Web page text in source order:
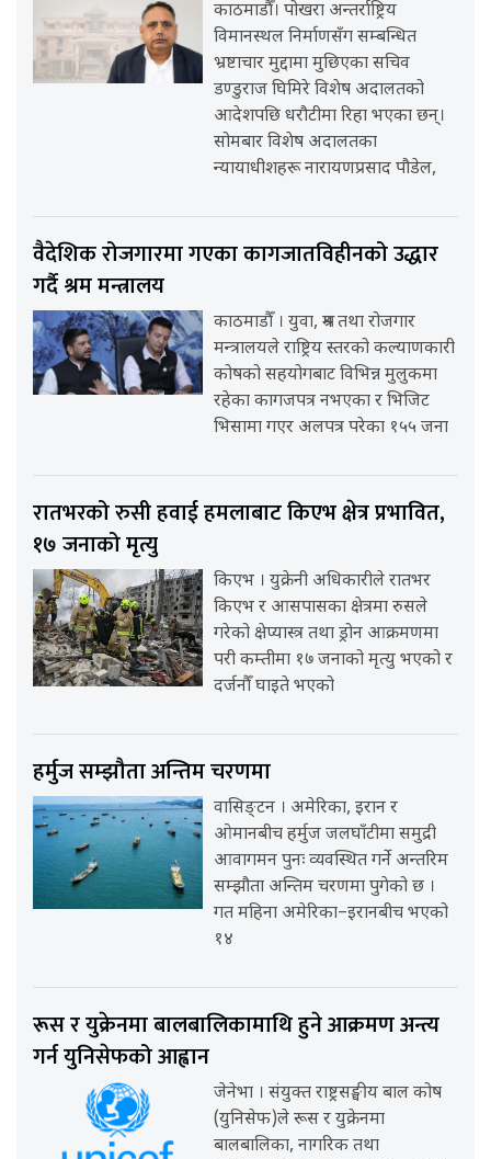
काठमाडौँ। पोखरा अन्तर्राष्ट्रिय
विमानस्थल निर्माणसँग सम्बन्धित
भ्रष्टाचार मुद्दामा मुछिएका सचिव
डण्डुराज घिमिरे विशेष अदालतको
आदेशपछि धरौटीमा रिहा भएका छन्।
सोमबार विशेष अदालतका
न्यायाधीशहरू नारायणप्रसाद पौडेल,
वैदेशिक रोजगारमा गएका कागजातविहीनको उद्धार
गर्दै श्रम मन्त्रालय
काठमाडौँ । युवा, श्रम तथा रोजगार
मन्त्रालयले राष्ट्रिय स्तरको कल्याणकारी
कोषको सहयोगबाट विभिन्न मुलुकमा
रहेका कागजपत्र नभएका र भिजिट
भिसामा गएर अलपत्र परेका १५५ जना
रातभरको रुसी हवाई हमलाबाट किएभ क्षेत्र प्रभावित,
१७ जनाको मृत्यु
किएभ । युक्रेनी अधिकारीले रातभर
किएभ र आसपासका क्षेत्रमा रुसले
गरेको क्षेप्यास्त्र तथा ड्रोन आक्रमणमा
परी कम्तीमा १७ जनाको मृत्यु भएको र
दर्जनौँ घाइते भएको
हर्मुज सम्झौता अन्तिम चरणमा
वासिङ्टन । अमेरिका, इरान र
ओमानबीच हर्मुज जलघाँटीमा समुद्री
आवागमन पुनः व्यवस्थित गर्ने अन्तरिम
सम्झौता अन्तिम चरणमा पुगेको छ ।
गत महिना अमेरिका–इरानबीच भएको
१४
रूस र युक्रेनमा बालबालिकामाथि हुने आक्रमण अन्त्य
गर्न युनिसेफको आह्वान
जेनेभा । संयुक्त राष्ट्रसङ्घीय बाल कोष
(युनिसेफ)ले रूस र युक्रेनमा
बालबालिका, नागरिक तथा